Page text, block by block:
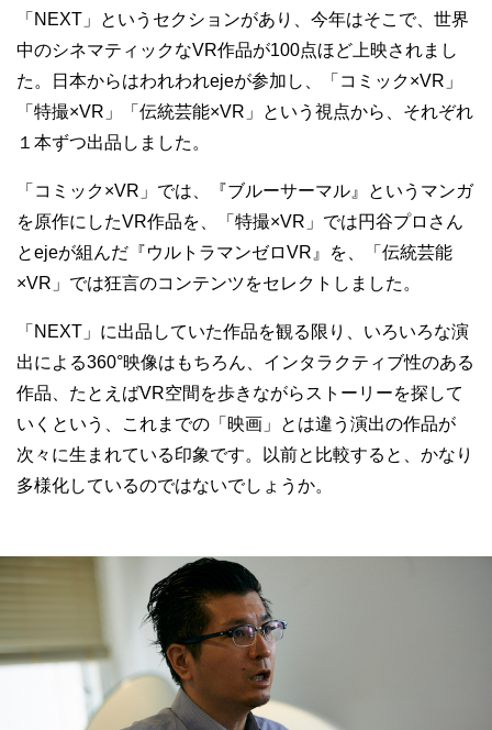
「NEXT」というセクションがあり、今年はそこで、世界
中のシネマティックなVR作品が100点ほど上映されまし
た。日本からはわれわれejeが参加し、「コミック×VR」
「特撮×VR」「伝統芸能×VR」という視点から、それぞれ
１本ずつ出品しました。
「コミック×VR」では、『ブルーサーマル』というマンガ
を原作にしたVR作品を、「特撮×VR」では円谷プロさん
とejeが組んだ『ウルトラマンゼロVR』を、「伝統芸能
×VR」では狂言のコンテンツをセレクトしました。
「NEXT」に出品していた作品を観る限り、いろいろな演
出による360°映像はもちろん、インタラクティブ性のある
作品、たとえばVR空間を歩きながらストーリーを探して
いくという、これまでの「映画」とは違う演出の作品が
次々に生まれている印象です。以前と比較すると、かなり
多様化しているのではないでしょうか。